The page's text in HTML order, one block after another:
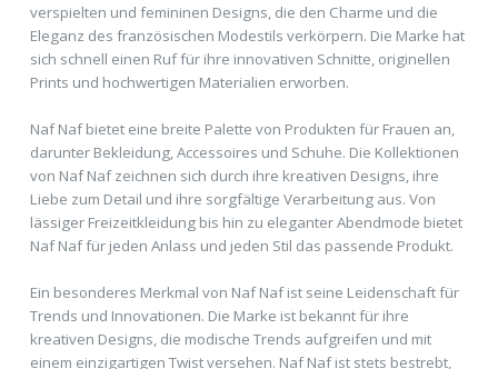
verspielten und femininen Designs, die den Charme und die
Eleganz des französischen Modestils verkörpern. Die Marke hat
sich schnell einen Ruf für ihre innovativen Schnitte, originellen
Prints und hochwertigen Materialien erworben.
Naf Naf bietet eine breite Palette von Produkten für Frauen an,
darunter Bekleidung, Accessoires und Schuhe. Die Kollektionen
von Naf Naf zeichnen sich durch ihre kreativen Designs, ihre
Liebe zum Detail und ihre sorgfältige Verarbeitung aus. Von
lässiger Freizeitkleidung bis hin zu eleganter Abendmode bietet
Naf Naf für jeden Anlass und jeden Stil das passende Produkt.
Ein besonderes Merkmal von Naf Naf ist seine Leidenschaft für
Trends und Innovationen. Die Marke ist bekannt für ihre
kreativen Designs, die modische Trends aufgreifen und mit
einem einzigartigen Twist versehen. Naf Naf ist stets bestrebt,